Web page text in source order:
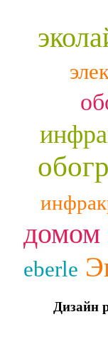
домом
eberle
Дизайн